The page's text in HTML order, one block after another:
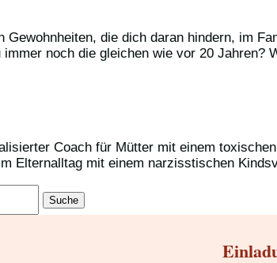
Gewohnheiten, die dich daran hindern, im
immer noch die gleichen wie vor 20 Jahren?
Coach für Mütter mit einem
Elternalltag mit einem narzisstischen